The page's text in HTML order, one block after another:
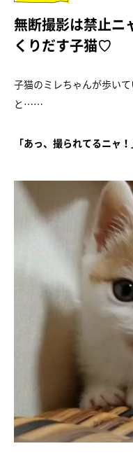
無断撮影は禁止ニ
くりだす子猫♡
子猫のミレちゃんが歩い
と……
「あっ、撮られてるニャ！